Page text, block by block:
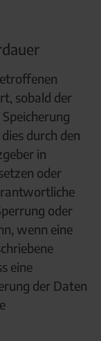
sobald der
durch den
in
oder
oder
wenn eine
eine
der Daten